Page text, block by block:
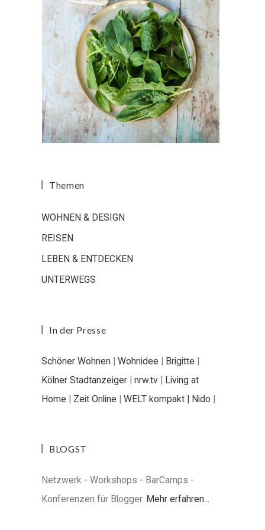
Themen
WOHNEN & DESIGN
REISEN
LEBEN & ENTDECKEN
UNTERWEGS
In der Presse
Schöner Wohnen | Wohnidee | Brigitte |
Kölner Stadtanzeiger | nrw.tv | Living at
Home | Zeit Online | WELT kompakt | Nido |
BLOGST
Netzwerk - Workshops - BarCamps -
Konferenzen für Blogger. Mehr erfahren...